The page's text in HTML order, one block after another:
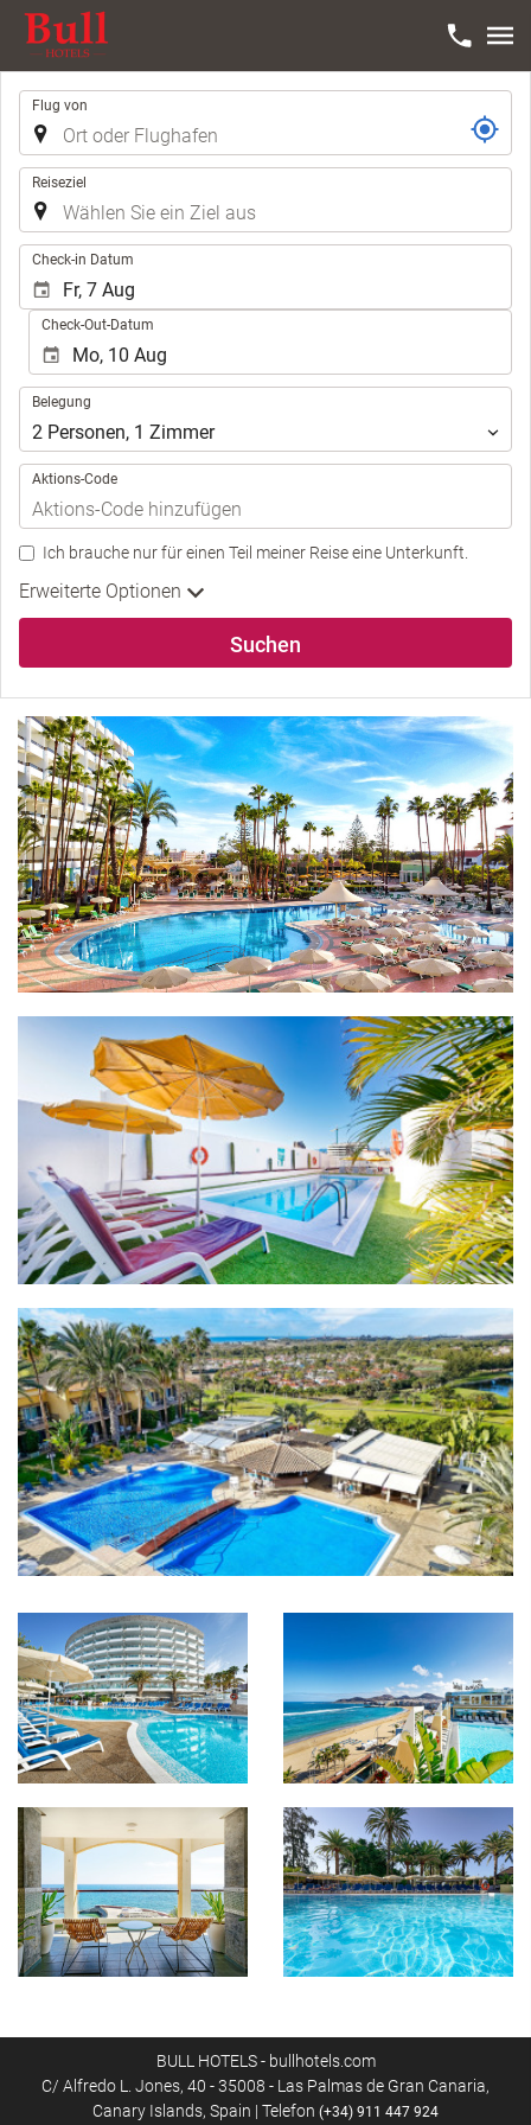
Strecke
Flug von
Reiseziel
Check-in Datum
Check-Out-Datum
Belegung
Belegung
2 Personen, 1 Zimmer
Aktions-Code
Ich brauche nur für einen Teil meiner Reise eine Unterkunft.
Erweiterte Optionen
Suchen
BULL HOTELS - bullhotels.com
C/ Alfredo L. Jones, 40 - 35008 - Las Palmas de Gran Canaria,
Canary Islands, Spain | Telefon (+34) 911 447 924